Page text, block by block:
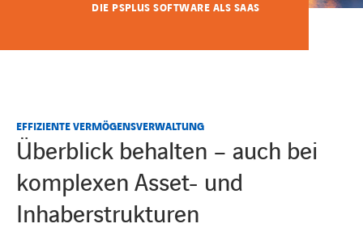
DIE PSPLUS SOFTWARE ALS SAAS
EFFIZIENTE VERMÖGENSVERWALTUNG
Überblick behalten – auch bei
komplexen Asset- und
Inhaberstrukturen